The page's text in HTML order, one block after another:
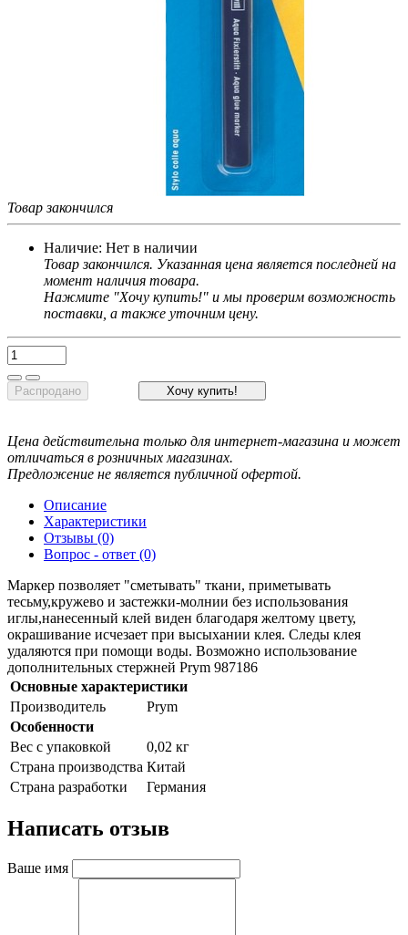
Товар закончился
Наличие: Нет в наличии
Товар закончился. Указанная цена является последней на
момент наличия товара.
Нажмите "Хочу купить!" и мы проверим возможность
поставки, а также уточним цену.
Распродано Хочу купить!
Цена действительна только для интернет-магазина и может
отличаться в розничных магазинах.
Предложение не является публичной офертой.
Описание
Характеристики
Отзывы (0)
Вопрос - ответ (0)
Маркер позволяет "сметывать" ткани, приметывать
тесьму,кружево и застежки-молнии без использования
иглы,нанесенный клей виден благодаря желтому цвету,
окрашивание исчезает при высыхании клея. Следы клея
удаляются при помощи воды. Возможно использование
дополнительных стержней Prym 987186
Основные характеристики
Производитель
Prym
Особенности
Вес с упаковкой
0,02 кг
Страна производства Китай
Страна разработки
Германия
Написать отзыв
Ваше имя